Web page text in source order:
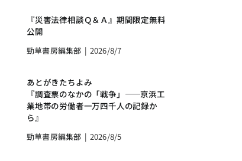
『災害法律相談Ｑ＆Ａ』期間限定無料
公開
勁草書房編集部 | 2026/8/7
あとがきたちよみ
『調査票のなかの「戦争」――京浜工
業地帯の労働者一万四千人の記録か
ら』
勁草書房編集部 | 2026/8/5